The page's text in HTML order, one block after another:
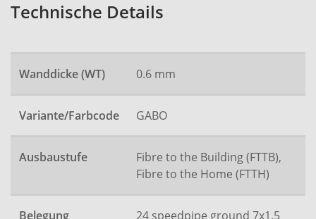
Technische Details
Wanddicke (WT) 0.6 mm
Variante/Farbcode GABO
Ausbaustufe
Fibre to the Building (FTTB),
Fibre to the Home (FTTH)
Belegung 24 speedpipe ground 7x1.5